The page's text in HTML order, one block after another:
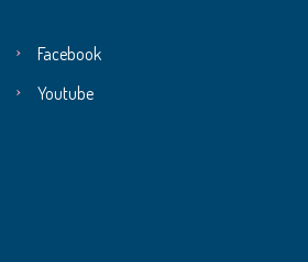
Facebook
Youtube